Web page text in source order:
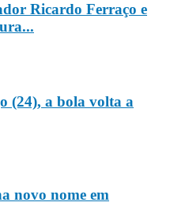
Ricardo Ferraço e
(24), a bola volta a
novo nome em